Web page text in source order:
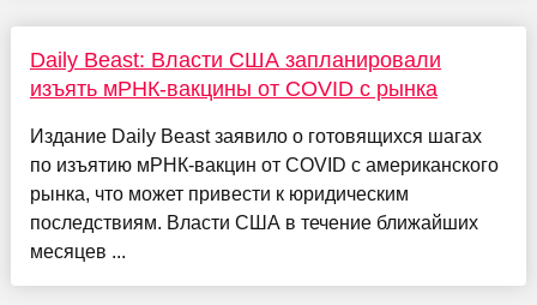
Daily Beast: Власти США запланировали
изъять мРНК-вакцины от COVID с рынка
Издание Daily Beast заявило о готовящихся шагах
по изъятию мРНК-вакцин от COVID с американского
рынка, что может привести к юридическим
последствиям. Власти США в течение ближайших
месяцев ...